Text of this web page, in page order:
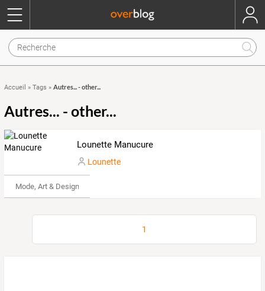
Accueil » Tags » Autres... - other...
Autres... - other...
Lounette Manucure
Lounette
Mode, Art & Design
1